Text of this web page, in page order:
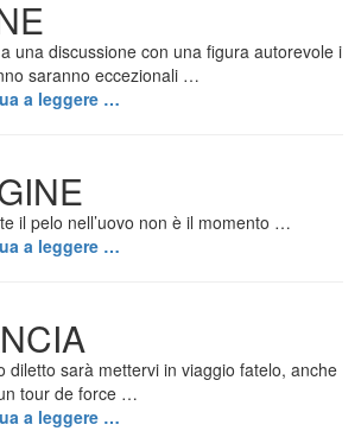
una discussione con una figura autorevole i
saranno eccezionali …
a leggere …
il pelo nell’uovo non è il momento …
a leggere …
diletto sarà mettervi in viaggio fatelo, anche
tour de force …
a leggere …